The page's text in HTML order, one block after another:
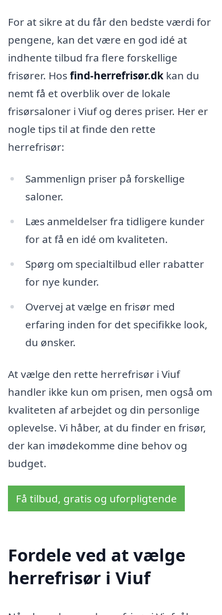
For at sikre at du får den bedste værdi for
pengene, kan det være en god idé at
indhente tilbud fra flere forskellige
frisører. Hos find-herrefrisør.dk kan du
nemt få et overblik over de lokale
frisørsaloner i Viuf og deres priser. Her er
nogle tips til at finde den rette
herrefrisør:
Sammenlign priser på forskellige
saloner.
Læs anmeldelser fra tidligere kunder
for at få en idé om kvaliteten.
Spørg om specialtilbud eller rabatter
for nye kunder.
Overvej at vælge en frisør med
erfaring inden for det specifikke look,
du ønsker.
At vælge den rette herrefrisør i Viuf
handler ikke kun om prisen, men også om
kvaliteten af arbejdet og din personlige
oplevelse. Vi håber, at du finder en frisør,
der kan imødekomme dine behov og
budget.
Få tilbud, gratis og uforpligtende
Fordele ved at vælge
herrefrisør i Viuf